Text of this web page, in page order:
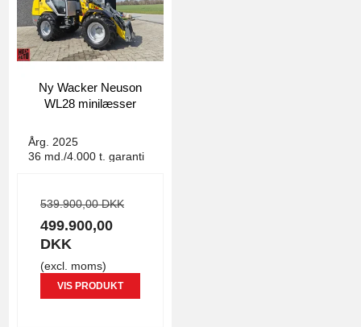
Ny Wacker Neuson
WL28 minilæsser
Årg. 2025
36 md./4.000 t. garanti
539.900,00 DKK
499.900,00
DKK
(excl. moms)
VIS PRODUKT